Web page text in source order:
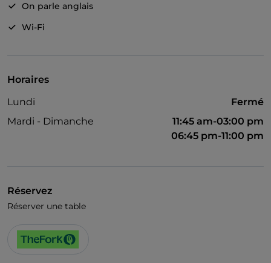
On parle anglais
Wi-Fi
Horaires
Lundi
Fermé
Mardi - Dimanche
11:45 am-03:00 pm
06:45 pm-11:00 pm
Réservez
Réserver une table